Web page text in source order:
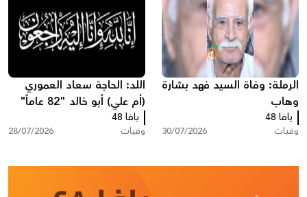
الرملة: وفاة السيد فهد بشارة
وهاب
يافا 48
وفيات 30/07/2026
اللد: الحاجة سعاد العموري
(أم علي) أبو خالد "82 عاماً"
في ذمّة الله
يافا 48
وفيات 28/07/2026